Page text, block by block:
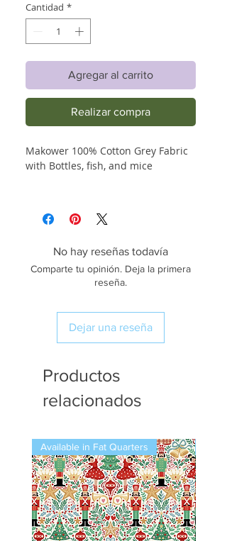
Cantidad *
Agregar al carrito
Realizar compra
Makower 100% Cotton Grey Fabric
with Bottles, fish, and mice
No hay reseñas todavía
Comparte tu opinión. Deja la primera
reseña.
Dejar una reseña
Productos
relacionados
Available in Fat Quarters